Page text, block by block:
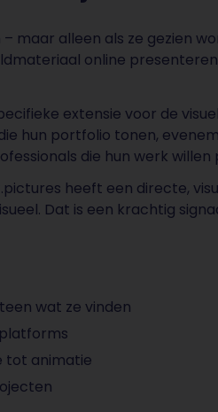
maar alleen als ze gezien
online
extensie voor de
hun portfolio tonen,
die hun werk
heeft een directe,
Dat is een krachtig
wat ze vinden
tot animatie